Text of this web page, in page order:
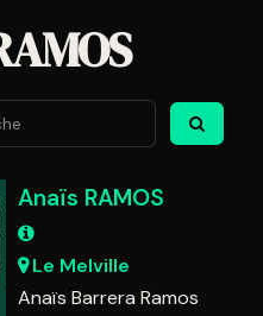
Jeu Ven Sam
30
6 7
13 14 15
Anaïs RAMOS
Le Melville
Anaïs Barrera Ramos